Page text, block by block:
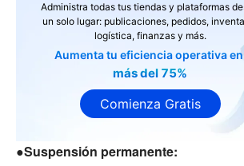
Administra todas tus tiendas y plataformas
un solo lugar: publicaciones, pedidos,
logística, finanzas y más.
Aumenta tu eficiencia operativa en
más del 75%
Comienza Gratis
●Suspensión permanente: